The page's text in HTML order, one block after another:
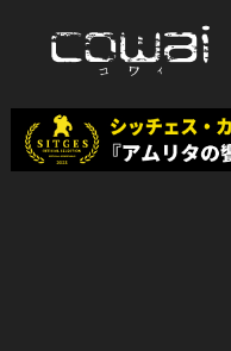
WEB映画